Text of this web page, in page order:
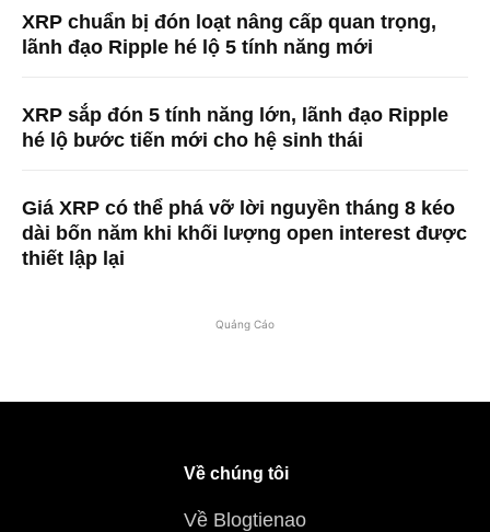
XRP chuẩn bị đón loạt nâng cấp quan trọng,
lãnh đạo Ripple hé lộ 5 tính năng mới
XRP sắp đón 5 tính năng lớn, lãnh đạo Ripple
hé lộ bước tiến mới cho hệ sinh thái
Giá XRP có thể phá vỡ lời nguyền tháng 8 kéo
dài bốn năm khi khối lượng open interest được
thiết lập lại
Quảng Cáo
Về chúng tôi
Về Blogtienao